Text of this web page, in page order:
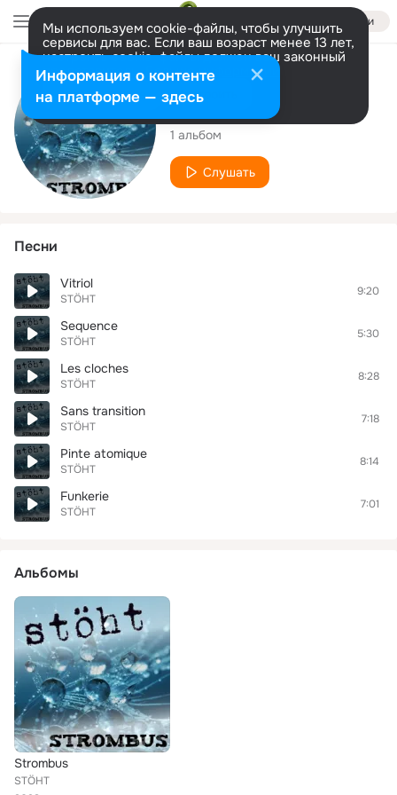
Войти
Мы используем cookie-файлы, чтобы улучшить
сервисы для вас. Если ваш возраст менее 13 лет,
настроить cookie-файлы должен ваш законный
представитель. Больше информации
Разрешить все Настроить
Исполнитель
STÖHT
1 альбом
Слушать
Песни
Vitriol
STÖHT
9:20
Sequence
STÖHT
5:30
Les cloches
STÖHT
8:28
Sans transition
STÖHT
7:18
Pinte atomique
STÖHT
8:14
Funkerie
STÖHT
7:01
Альбомы
Strombus
STÖHT
Информация о контенте
на платформе — здесь